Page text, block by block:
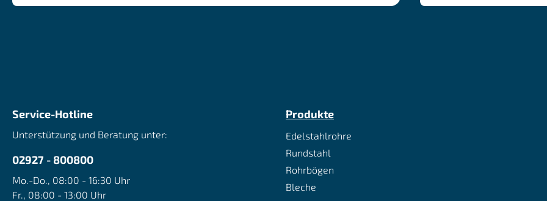
Service-Hotline
Unterstützung und Beratung unter:
02927 - 800800
Mo.-Do., 08:00 - 16:30 Uhr
Fr., 08:00 - 13:00 Uhr
Produkte
Edelstahlrohre
Rundstahl
Rohrbögen
Bleche